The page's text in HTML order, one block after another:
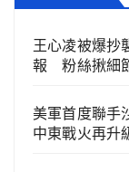
王心凌被爆抄
報 粉絲揪細
美軍首度聯手
中東戰火再升